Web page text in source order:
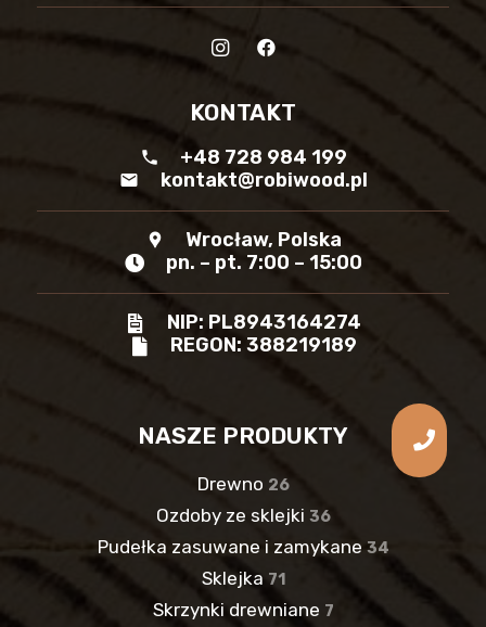
KONTAKT
phone +48 728 984 199
mail kontakt@robiwood.pl
location_pin
Wrocław, Polska
pn. – pt. 7:00 – 15:00
NIP: PL8943164274
REGON: 388219189
NASZE PRODUKTY
Drewno 26
Ozdoby ze sklejki 36
Pudełka zasuwane i zamykane 34
Sklejka 71
Skrzynki drewniane 7